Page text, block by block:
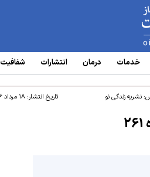
خدمات درمان انتشارات شفافیت
نشریه زندگی نو تاریخ انتشار:۱۸ مرداد ۱۳۹۶ - ۱۵:۵۸